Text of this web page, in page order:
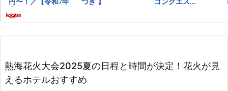
熱海花火大会2025夏の日程と時間が決定！花火が見
えるホテルおすすめ